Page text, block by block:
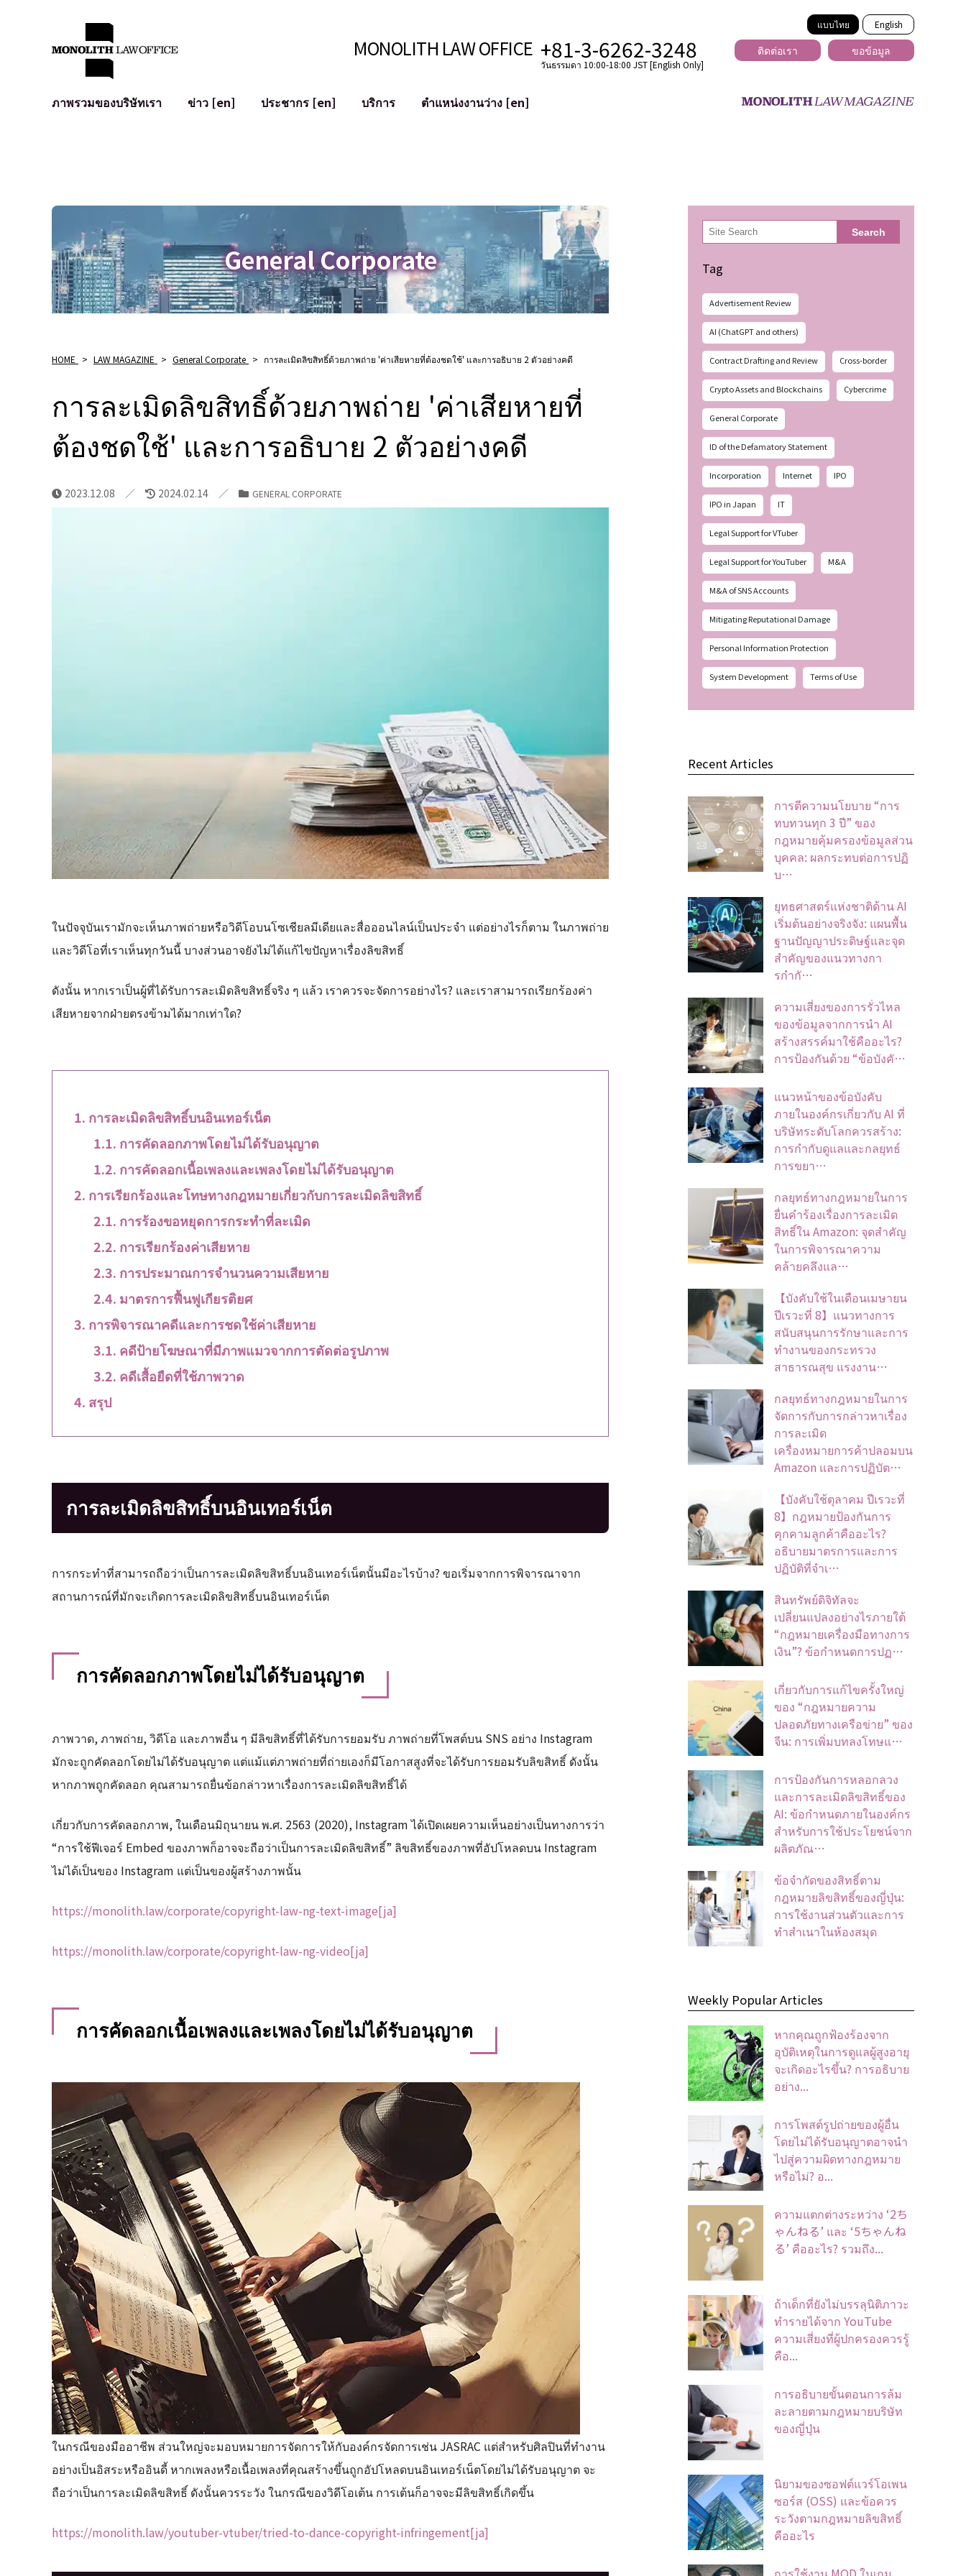
แบบไทย English
MONOLITH LAW OFFICE +81-3-6262-3248
วันธรรมดา 10:00-18:00 JST [English Only]
ติดต่อเรา ขอข้อมูล
ภาพรวมของบริษัทเรา
ข่าว [en] ประชากร [en]
บริการ
การป้องกันข้อมูลส่วนบุคคล
การตรวจสอบโฆษณา
อาชญากรรมไซเบอร์
การบรรเทาความเสียหายต่อชื่อเสียง
การระบุตัวตนของคำกล่าวหาที่เป็นการใส่ร้าย
ตำแหน่งงานว่าง [en]
General Corporate
HOME > LAW MAGAZINE > General Corporate > การละเมิดลิขสิทธิ์ด้วยภาพถ่าย 'ค่าเสียหายที่ต้องชดใช้' และการอธิบาย 2 ตัวอย่างคดี
การละเมิดลิขสิทธิ์ด้วยภาพถ่าย 'ค่าเสียหายที่
ต้องชดใช้' และการอธิบาย 2 ตัวอย่างคดี
2023.12.08 2024.02.14 GENERAL CORPORATE
ในปัจจุบันเรามักจะเห็นภาพถ่ายหรือวิดีโอบนโซเชียลมีเดียและสื่อออนไลน์เป็นประจำ แต่อย่างไรก็ตาม ในภาพถ่าย
และวิดีโอที่เราเห็นทุกวันนี้ บางส่วนอาจยังไม่ได้แก้ไขปัญหาเรื่องลิขสิทธิ์
ดังนั้น หากเราเป็นผู้ที่ได้รับการละเมิดลิขสิทธิ์จริง ๆ แล้ว เราควรจะจัดการอย่างไร? และเราสามารถเรียกร้องค่า
เสียหายจากฝ่ายตรงข้ามได้มากเท่าใด?
การละเมิดลิขสิทธิ์บนอินเทอร์เน็ต
การคัดลอกภาพโดยไม่ได้รับอนุญาต
การคัดลอกเนื้อเพลงและเพลงโดยไม่ได้รับอนุญาต
การเรียกร้องและโทษทางกฎหมายเกี่ยวกับการละเมิดลิขสิทธิ์
การร้องขอหยุดการกระทำที่ละเมิด
การเรียกร้องค่าเสียหาย
การประมาณการจำนวนความเสียหาย
มาตรการฟื้นฟูเกียรติยศ
การพิจารณาคดีและการชดใช้ค่าเสียหาย
คดีป้ายโฆษณาที่มีภาพแมวจากการตัดต่อรูปภาพ
คดีเสื้อยืดที่ใช้ภาพวาด
สรุป
การละเมิดลิขสิทธิ์บนอินเทอร์เน็ต
การกระทำที่สามารถถือว่าเป็นการละเมิดลิขสิทธิ์บนอินเทอร์เน็ตนั้นมีอะไรบ้าง? ขอเริ่มจากการพิจารณาจาก
สถานการณ์ที่มักจะเกิดการละเมิดลิขสิทธิ์บนอินเทอร์เน็ต
การคัดลอกภาพโดยไม่ได้รับอนุญาต
ภาพวาด, ภาพถ่าย, วิดีโอ และภาพอื่น ๆ มีลิขสิทธิ์ที่ได้รับการยอมรับ ภาพถ่ายที่โพสต์บน SNS อย่าง Instagram
มักจะถูกคัดลอกโดยไม่ได้รับอนุญาต แต่แม้แต่ภาพถ่ายที่ถ่ายเองก็มีโอกาสสูงที่จะได้รับการยอมรับลิขสิทธิ์ ดังนั้น
หากภาพถูกคัดลอก คุณสามารถยื่นข้อกล่าวหาเรื่องการละเมิดลิขสิทธิ์ได้
เกี่ยวกับการคัดลอกภาพ, ในเดือนมิถุนายน พ.ศ. 2563 (2020), Instagram ได้เปิดเผยความเห็นอย่างเป็นทางการว่า
“การใช้ฟีเจอร์ Embed ของภาพก็อาจจะถือว่าเป็นการละเมิดลิขสิทธิ์” ลิขสิทธิ์ของภาพที่อัปโหลดบน Instagram
ไม่ได้เป็นของ Instagram แต่เป็นของผู้สร้างภาพนั้น
https://monolith.law/corporate/copyright-law-ng-text-image[ja]
https://monolith.law/corporate/copyright-law-ng-video[ja]
การคัดลอกเนื้อเพลงและเพลงโดยไม่ได้รับอนุญาต
ในกรณีของมืออาชีพ ส่วนใหญ่จะมอบหมายการจัดการให้กับองค์กรจัดการเช่น JASRAC แต่สำหรับศิลปินที่ทำงาน
อย่างเป็นอิสระหรืออินดี้ หากเพลงหรือเนื้อเพลงที่คุณสร้างขึ้นถูกอัปโหลดบนอินเทอร์เน็ตโดยไม่ได้รับอนุญาต จะ
ถือว่าเป็นการละเมิดลิขสิทธิ์ ดังนั้นควรระวัง ในกรณีของวิดีโอเต้น การเต้นก็อาจจะมีลิขสิทธิ์เกิดขึ้น
https://monolith.law/youtuber-vtuber/tried-to-dance-copyright-infringement[ja]
検
索 Search
Tag
Advertisement Review
AI (ChatGPT and others)
Contract Drafting and Review Cross-border
Crypto Assets and Blockchains Cybercrime
General Corporate
ID of the Defamatory Statement
Incorporation Internet IPO
IPO in Japan IT
Legal Support for VTuber
Legal Support for YouTuber M&A
M&A of SNS Accounts
Mitigating Reputational Damage
Personal Information Protection
System Development Terms of Use
Recent Articles
การตีความนโยบาย “การ
ทบทวนทุก 3 ปี” ของ
กฎหมายคุ้มครองข้อมูลส่วน
บุคคล: ผลกระทบต่อการปฏิ
บ…
ยุทธศาสตร์แห่งชาติด้าน AI
เริ่มต้นอย่างจริงจัง: แผนพื้น
ฐานปัญญาประดิษฐ์และจุด
สำคัญของแนวทางกา
รกำกั…
ความเสี่ยงของการรั่วไหล
ของข้อมูลจากการนำ AI
สร้างสรรค์มาใช้คืออะไร?
การป้องกันด้วย “ข้อบังคั…
แนวหน้าของข้อบังคับ
ภายในองค์กรเกี่ยวกับ AI ที่
บริษัทระดับโลกควรสร้าง:
การกำกับดูแลและกลยุทธ์
การขยา…
กลยุทธ์ทางกฎหมายในการ
ยื่นคำร้องเรื่องการละเมิด
สิทธิ์ใน Amazon: จุดสำคัญ
ในการพิจารณาความ
คล้ายคลึงแล…
【บังคับใช้ในเดือนเมษายน
ปีเรวะที่ 8】แนวทางการ
สนับสนุนการรักษาและการ
ทำงานของกระทรวง
สาธารณสุข แรงงาน…
กลยุทธ์ทางกฎหมายในการ
จัดการกับการกล่าวหาเรื่อง
การละเมิด
เครื่องหมายการค้าปลอมบน
Amazon และการปฏิบัต…
【บังคับใช้ตุลาคม ปีเรวะที่
8】กฎหมายป้องกันการ
คุกคามลูกค้าคืออะไร?
อธิบายมาตรการและการ
ปฏิบัติที่จำเ…
สินทรัพย์ดิจิทัลจะ
เปลี่ยนแปลงอย่างไรภายใต้
“กฎหมายเครื่องมือทางการ
เงิน”? ข้อกำหนดการปฏ…
เกี่ยวกับการแก้ไขครั้งใหญ่
ของ “กฎหมายความ
ปลอดภัยทางเครือข่าย” ของ
จีน: การเพิ่มบทลงโทษแ…
การป้องกันการหลอกลวง
และการละเมิดลิขสิทธิ์ของ
AI: ข้อกำหนดภายในองค์กร
สำหรับการใช้ประโยชน์จาก
ผลิตภัณ…
ข้อจํากัดของสิทธิ์ตาม
กฎหมายลิขสิทธิ์ของญี่ปุ่น:
การใช้งานส่วนตัวและการ
ทําสําเนาในห้องสมุด
Weekly Popular Articles
หากคุณถูกฟ้องร้องจาก
อุบัติเหตุในการดูแลผู้สูงอายุ
จะเกิดอะไรขึ้น? การอธิบาย
อย่าง...
การโพสต์รูปถ่ายของผู้อื่น
โดยไม่ได้รับอนุญาตอาจนํา
ไปสู่ความผิดทางกฎหมาย
หรือไม่? อ...
ความแตกต่างระหว่าง ‘2ち
ゃんねる’ และ ‘5ちゃんね
る’ คืออะไร? รวมถึง...
ถ้าเด็กที่ยังไม่บรรลุนิติภาวะ
ทำรายได้จาก YouTube
ความเสี่ยงที่ผู้ปกครองควรรู้
คือ...
การอธิบายขั้นตอนการล้ม
ละลายตามกฎหมายบริษัท
ของญี่ปุ่น
นิยามของซอฟต์แวร์โอเพน
ซอร์ส (OSS) และข้อควร
ระวังตามกฎหมายลิขสิทธิ์
คืออะไร